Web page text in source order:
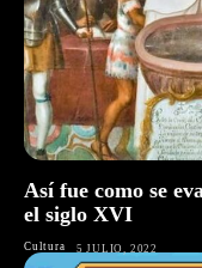
Así fue como se
el siglo XVI
Cultura 5 JULIO, 2022